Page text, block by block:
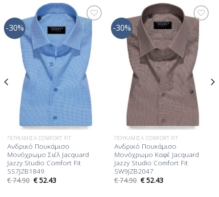
-30%
Προσθήκη
Επιθυμίας
ΠΟΥΚΆΜΙΣΑ COMFORT FIT
Ανδρικό Πουκάμισο
Μονόχρωμο Σιέλ Jacquard
Jazzy Studio Comfort Fit
SS7JZB1849
€74.90 €52.43
-30%
Προσθήκη
στη Λίστα
Επιθυμίας
ΠΟΥΚΆΜΙΣΑ COMFORT FIT
Ανδρικό Πουκάμισο
Μονόχρωμο Καφέ Jacquard
Jazzy Studio Comfort Fit
SW9JZB2047
€74.90 €52.43